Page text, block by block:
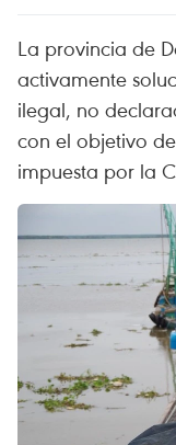
La provincia de
activamente
ilegal, no
con el objetivo
impuesta por la